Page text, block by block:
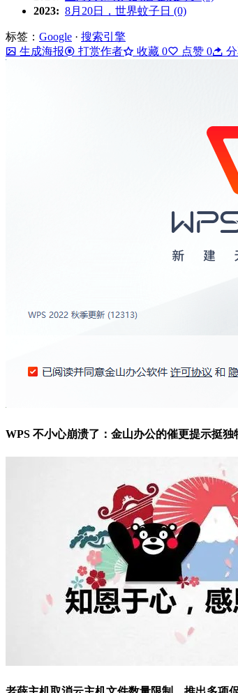
2023: 8月20日，世界蚊子日 (0)
标签： Google · 搜索引擎
生成海报
打赏作者 收藏 0 点赞 0
WPS 不小心崩溃了：金山办公的催更提示挺独